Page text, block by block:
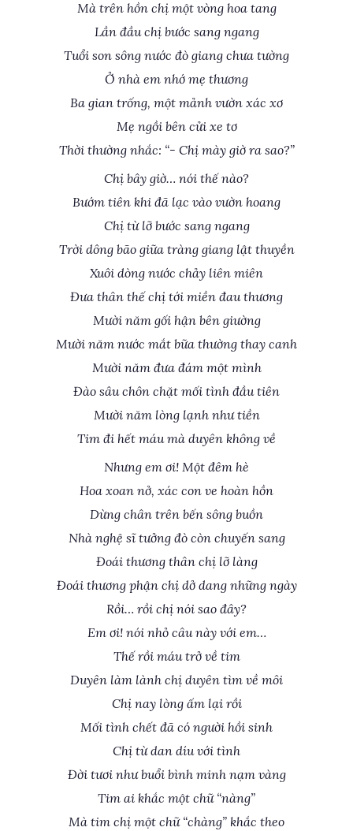
Mà trên hồn chị một vòng hoa tang
Lần đầu chị bước sang ngang
Tuổi son sông nước đò giang chưa tường
Ở nhà em nhớ mẹ thương
Ba gian trống, một mảnh vườn xác xơ
Mẹ ngồi bên cửi xe tơ
Thời thường nhắc: “- Chị mày giờ ra sao?”
Chị bây giờ… nói thế nào?
Bướm tiên khi đã lạc vào vườn hoang
Chị từ lỡ bước sang ngang
Trời dông bão giữa tràng giang lật thuyền
Xuôi dòng nước chảy liên miên
Đưa thân thế chị tới miền đau thương
Mười năm gối hận bên giường
Mười năm nước mắt bữa thường thay canh
Mười năm đưa đám một mình
Đào sâu chôn chặt mối tình đầu tiên
Mười năm lòng lạnh như tiền
Tim đi hết máu mà duyên không về
Nhưng em ơi! Một đêm hè
Hoa xoan nở, xác con ve hoàn hồn
Dừng chân trên bến sông buồn
Nhà nghệ sĩ tưởng đò còn chuyến sang
Đoái thương thân chị lỡ làng
Đoái thương phận chị dở dang những ngày
Rồi… rồi chị nói sao đây?
Em ơi! nói nhỏ câu này với em…
Thế rồi máu trở về tim
Duyên làm lành chị duyên tìm về môi
Chị nay lòng ấm lại rồi
Mối tình chết đã có người hồi sinh
Chị từ dan díu với tình
Đời tươi như buổi bình minh nạm vàng
Tim ai khắc một chữ “nàng”
Mà tim chị một chữ “chàng” khắc theo